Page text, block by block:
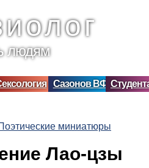
людям
Сазонов ВФ
миниатюры
Лао-цзы